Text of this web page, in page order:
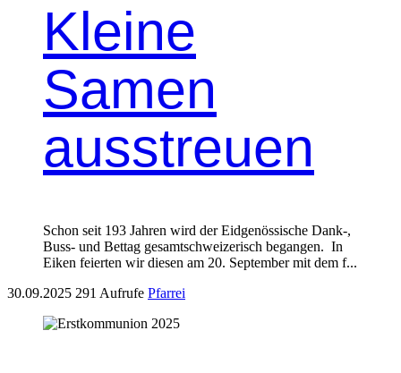
Kleine
Samen
ausstreuen
Schon seit 193 Jahren wird der Eid­genös­sis­che Dank‑,
Buss- und Bet­tag gesamtschweiz­erisch began­gen. In
Eiken feierten wir diesen am 20. Sep­tem­ber mit dem f...
30.09.2025 291 Aufrufe Pfarrei